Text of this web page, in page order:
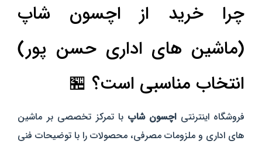
چرا خرید از اچسون شاپ
(ماشین‌ های اداری حسن‌ پور)
انتخاب مناسبی است؟ 🏪
فروشگاه اینترنتیاچسون شاپ با تمرکز تخصصی بر ماشین‌
های اداری و ملزومات مصرفی، محصولات را با توضیحات فنی